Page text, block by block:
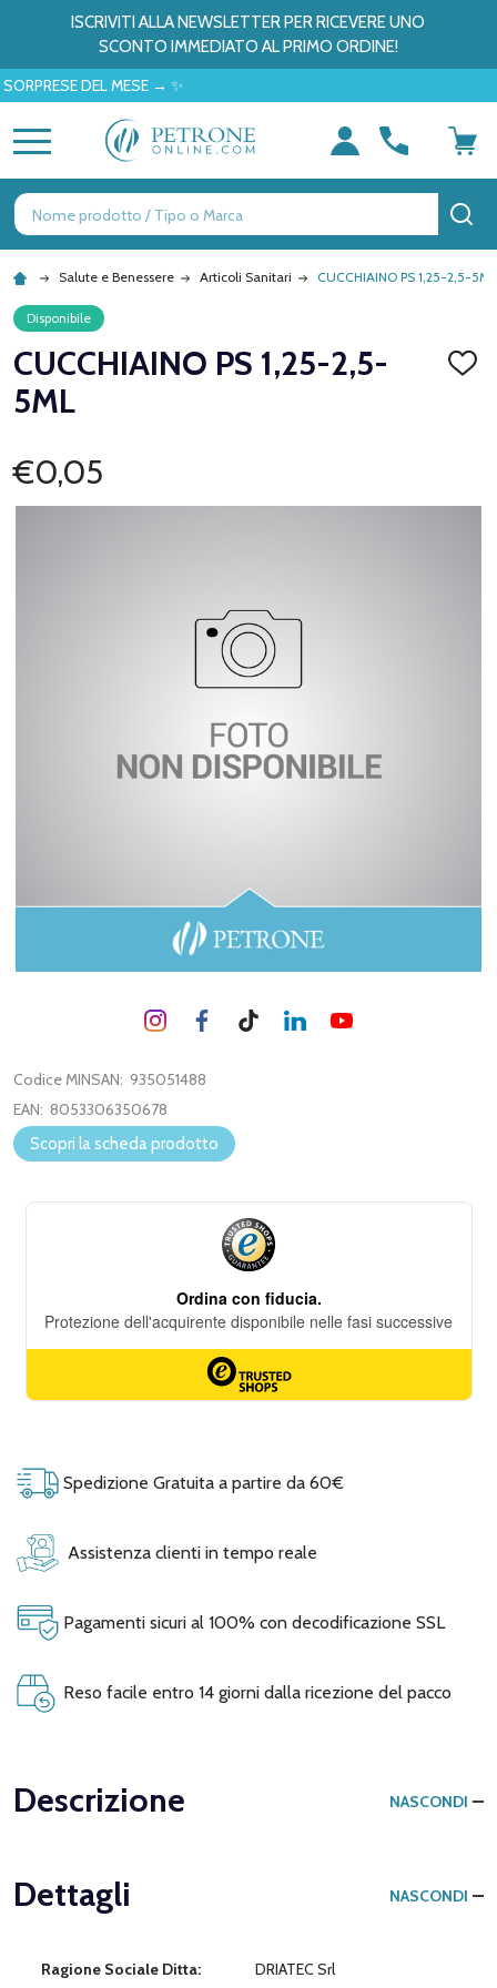
ISCRIVITI ALLA NEWSLETTER PER RICEVERE UNO
SCONTO IMMEDIATO AL PRIMO ORDINE!
DEL MESE → ✨
Ricerca
Salute e Benessere Articoli Sanitari CUCCHIAINO PS 1,25-2,5-5ML
Disponibile
CUCCHIAINO PS 1,25-2,5-
5ML
€0,05
Codice MINSAN: 935051488
EAN: 8053306350678
Scopri la scheda prodotto
Spedizione Gratuita a partire da 60€
Assistenza clienti in tempo reale
Pagamenti sicuri al 100% con decodificazione SSL
Reso facile entro 14 giorni dalla ricezione del pacco
Descrizione NASCONDI
Dettagli NASCONDI
Ragione Sociale Ditta: DRIATEC Srl